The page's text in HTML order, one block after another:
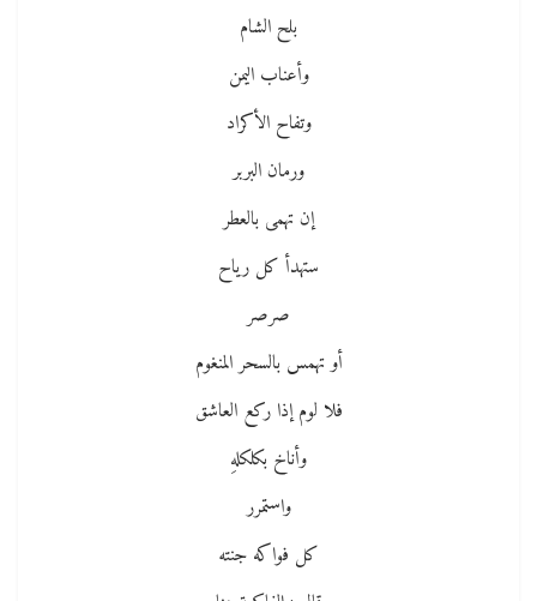
بلح الشام
وأعناب اليمن
وتفاح الأكراد
ورمان البربر
إن تهمى بالعطر
ستهدأ كل رياح
صرصر
أو تهمس بالسحر المنغوم
فلا لوم إذا ركع العاشق
وأناخ بكلكلهِ
واستمرر
كل فواكه جنته